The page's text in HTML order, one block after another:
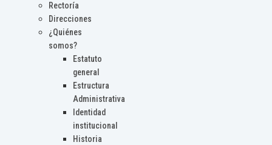
Rectoría
Direcciones
¿Quiénes
somos?
Estatuto
general
Estructura
Administrativa
Identidad
institucional
Historia